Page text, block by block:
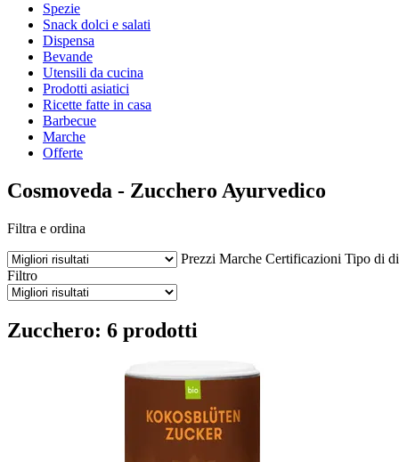
Spezie
Snack dolci e salati
Dispensa
Bevande
Utensili da cucina
Prodotti asiatici
Ricette fatte in casa
Barbecue
Marche
Offerte
Cosmoveda - Zucchero Ayurvedico
Filtra e ordina
Prezzi Marche Certificazioni Tipo di
Filtro
Zucchero: 6 prodotti